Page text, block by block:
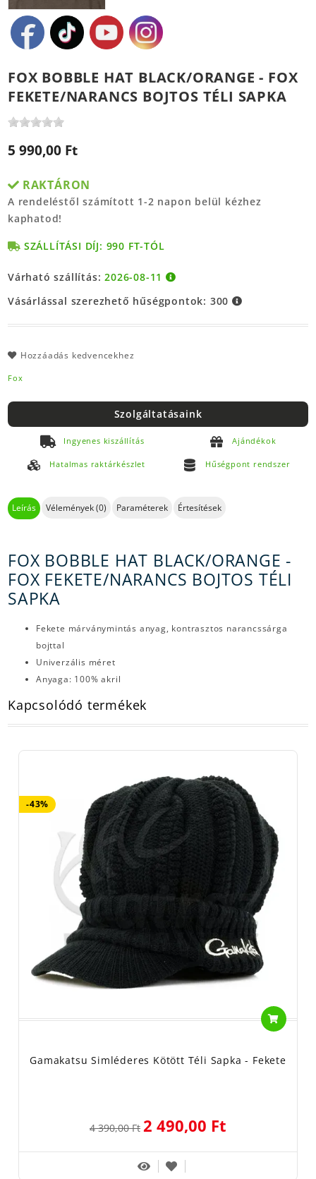
FOX BOBBLE HAT BLACK/ORANGE - FOX
FEKETE/NARANCS BOJTOS TÉLI SAPKA
5 990,00 Ft
RAKTÁRON
A rendeléstől számított 1-2 napon belül kézhez
kaphatod!
SZÁLLÍTÁSI DÍJ: 990 FT-TÓL
Várható szállítás:2026-08-11
Vásárlással szerezhető hűségpontok: 300
Hozzáadás kedvencekhez
Fox
Szolgáltatásaink
Ingyenes kiszállítás Ajándékok
Hatalmas raktárkészlet Hűségpont rendszer
Leírás Vélemények (0) Paraméterek Értesítések
FOX BOBBLE HAT BLACK/ORANGE -
FOX FEKETE/NARANCS BOJTOS TÉLI
SAPKA
Fekete márványmintás anyag, kontrasztos narancssárga
bojttal
Univerzális méret
Anyaga: 100% akril
Kapcsolódó termékek
-43%
Gamakatsu Simléderes Kötött Téli Sapka - Fekete
4 390,00 Ft 2 490,00 Ft